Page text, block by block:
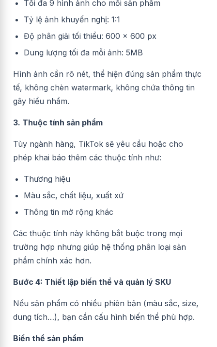
Tối đa 9 hình ảnh cho mỗi sản phẩm
Tỷ lệ ảnh khuyến nghị: 1:1
Độ phân giải tối thiểu: 600 × 600 px
Dung lượng tối đa mỗi ảnh: 5MB
Hình ảnh cần rõ nét, thể hiện đúng sản phẩm thực
tế, không chèn watermark, không chứa thông tin
gây hiểu nhầm.
3. Thuộc tính sản phẩm
Tùy ngành hàng, TikTok sẽ yêu cầu hoặc cho
phép khai báo thêm các thuộc tính như:
Thương hiệu
Màu sắc, chất liệu, xuất xứ
Thông tin mở rộng khác
Các thuộc tính này không bắt buộc trong mọi
trường hợp nhưng giúp hệ thống phân loại sản
phẩm chính xác hơn.
Bước 4: Thiết lập biến thể và quản lý SKU
Nếu sản phẩm có nhiều phiên bản (màu sắc, size,
dung tích…), bạn cần cấu hình biến thể phù hợp.
Biến thể sản phẩm